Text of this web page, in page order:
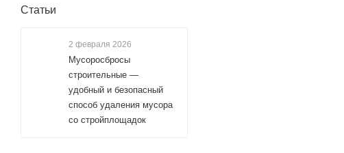
Статьи
2 февраля 2026
Мусоросбросы
строительные —
удобный и безопасный
способ удаления мусора
со стройплощадок